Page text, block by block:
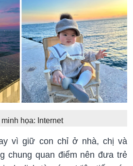
họa: Internet
vì giữ con chỉ ở nhà, chị và
chung quan điểm nên đưa trẻ